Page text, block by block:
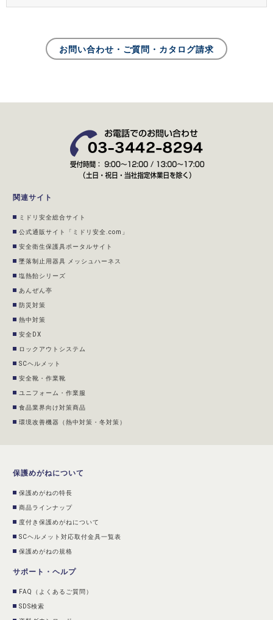
お問い合わせ・ご質問・カタログ請求
関連サイト
ミドリ安全総合サイト
公式通販サイト「ミドリ安全.com」
安全衛生保護具ポータルサイト
墜落制止用器具 メッシュハーネス
塩熱飴シリーズ
あんぜん亭
防災対策
熱中対策
安全DX
ロックアウトシステム
SCヘルメット
安全靴・作業靴
ユニフォーム・作業服
食品業界向け対策商品
環境改善機器（熱中対策・冬対策）
保護めがねについて
保護めがねの特長
商品ラインナップ
度付き保護めがねについて
SCヘルメット対応取付金具一覧表
保護めがねの規格
サポート・ヘルプ
FAQ（よくあるご質問）
SDS検索